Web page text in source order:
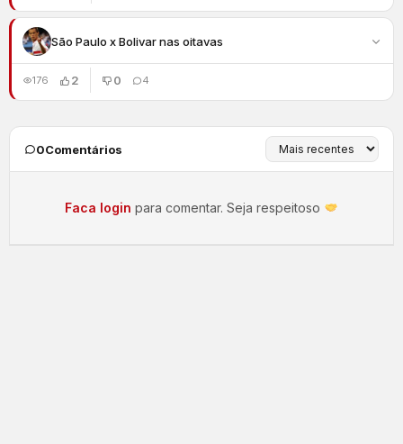
São Paulo x Bolivar nas oitavas
176 2 0 4
0Comentários
Faca login para comentar. Seja respeitoso